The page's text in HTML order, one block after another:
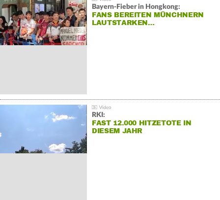
Bayern-Fieber in Hongkong:
FANS BEREITEN MÜNCHNERN
LAUTSTARKEN…
RKI:
FAST 12.000 HITZETOTE IN
DIESEM JAHR